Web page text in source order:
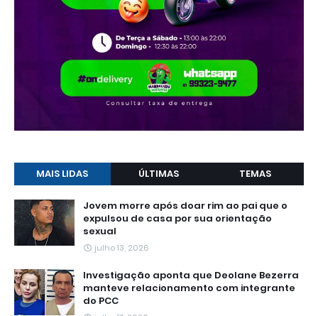
MAIS LIDAS ÚLTIMAS TEMAS
Jovem morre após doar rim ao pai que o
expulsou de casa por sua orientação
sexual
julho 13, 2026
Investigação aponta que Deolane Bezerra
manteve relacionamento com integrante
do PCC